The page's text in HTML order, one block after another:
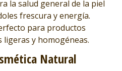
la salud general de la piel
frescura y energía.
para productos
y homogéneas.
Natural